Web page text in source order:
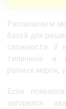
Располагаем
базой для
сложности. У
типичные и
разных марок,
Если
загорелся